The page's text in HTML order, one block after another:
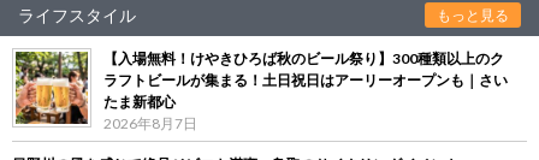
ライフスタイル もっと見る
【入場無料！けやきひろば秋のビール祭り】300種類以上のク
ラフトビールが集まる！土日祝日はアーリーオープンも｜さい
たま新都心
2026年8月7日